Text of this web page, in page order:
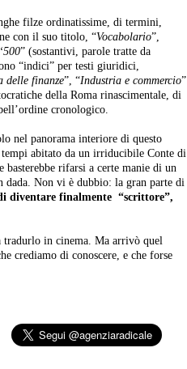
filze ordinatissime, di termini,
con il suo titolo, “Vocabolario”,
” (sostantivi, parole tratte da
“indici” per testi giuridici,
delle finanze”, “Industria e commercio”
della Roma rinascimentale, di
cronologico.
nel panorama interiore di questo
abitato da un irriducibile Conte di
rifarsi a certe manie di un
dada. Non vi è dubbio: la gran parte di
diventare finalmente “scrittore”,
tradurlo in cinema. Ma arrivò quel
crediamo di conoscere, e che forse